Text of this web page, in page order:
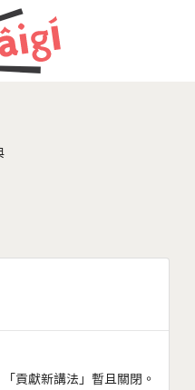
貢獻新講法」暫且關閉。